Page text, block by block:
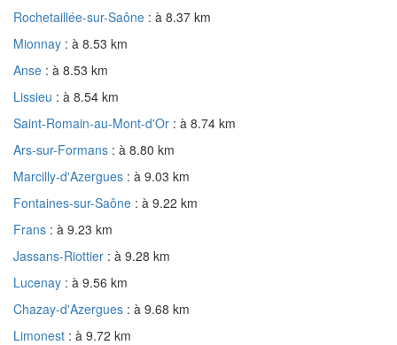
Rochetaillée-sur-Saône : à 8.37 km
Mionnay : à 8.53 km
Anse : à 8.53 km
Lissieu : à 8.54 km
Saint-Romain-au-Mont-d'Or : à 8.74 km
Ars-sur-Formans : à 8.80 km
Marcilly-d'Azergues : à 9.03 km
Fontaines-sur-Saône : à 9.22 km
Frans : à 9.23 km
Jassans-Riottier : à 9.28 km
Lucenay : à 9.56 km
Chazay-d'Azergues : à 9.68 km
Limonest : à 9.72 km